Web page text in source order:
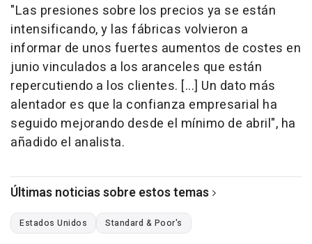
"Las presiones sobre los precios ya se están
intensificando, y las fábricas volvieron a
informar de unos fuertes aumentos de costes en
junio vinculados a los aranceles que están
repercutiendo a los clientes. [...] Un dato más
alentador es que la confianza empresarial ha
seguido mejorando desde el mínimo de abril", ha
añadido el analista.
Últimas noticias sobre estos temas
Estados Unidos Standard & Poor's